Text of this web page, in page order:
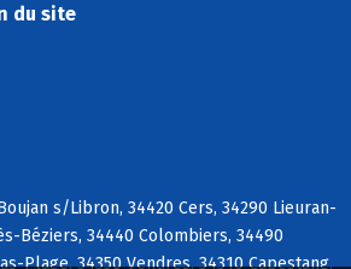
du site
s/Libron, 34420 Cers, 34290 Lieuran-
Béziers, 34440 Colombiers, 34490
Plage, 34350 Vendres, 34310 Capestang,